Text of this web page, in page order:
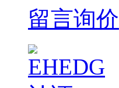
留言询价